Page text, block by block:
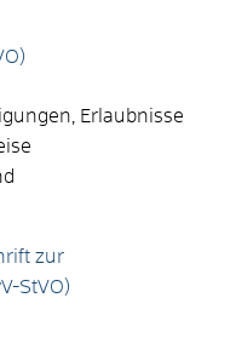
Erlaubnisse
zur
StVO)